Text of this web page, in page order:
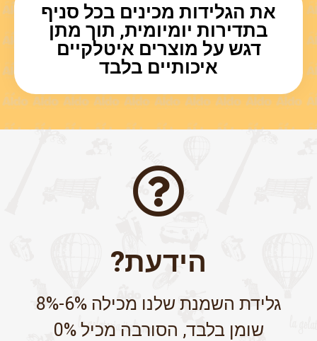
את הגלידות מכינים בכל סניף
בתדירות יומיומית, תוך מתן
דגש על מוצרים איטלקיים
איכותיים בלבד
הידעת?
גלידת השמנת שלנו מכילה 6%-8%
שומן בלבד, הסורבה מכיל 0%